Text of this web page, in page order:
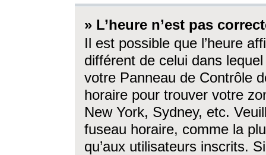
» L’heure n’est pas
Il est possible que l’heure
différent de celui dans
votre Panneau de Contrôle
horaire pour trouver votre
New York, Sydney, etc.
fuseau horaire, comme la
qu’aux utilisateurs inscrits.